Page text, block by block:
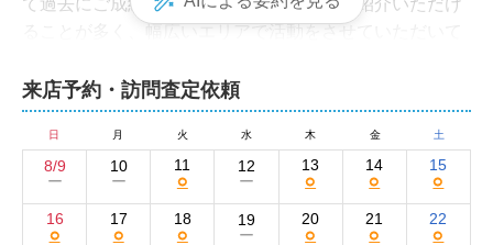
来店予約・訪問査定依頼
日 月 火 水 木 金 土
8/9
ー
10
ー
11
○
12
ー
13
○
14
○
15
○
16
○
17
○
18
○
19
ー
20
○
21
○
22
○
て過去にご成約をいただいたお客様よりご紹介いただけ
ることが多く、幅広いエリアで活動をさせていただいて
◆代表をさせていただいております私、細江の経歴を簡
単に紹介させていただきます。
私は、社会人になってから建築会社、大手不動産会社や
現在、愛知県尾張旭市にて少数精鋭で不動産売買専門店